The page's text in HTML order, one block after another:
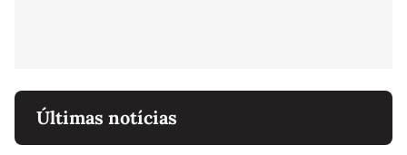
Últimas notícias